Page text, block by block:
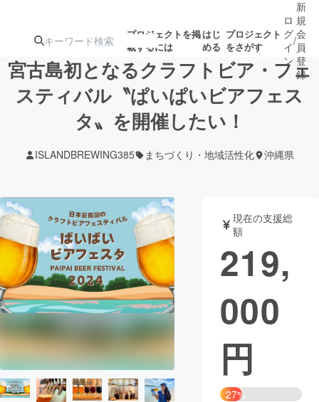
プロジェクトを掲
載するには
はじ
める
プロジェクト
をさがす
注目のリ
注目の新着プロ
ジェクト
募集終了が近いプ
テクノロジー・ガジェット
映像・映画 書籍・雑誌
ビジネス・起業 チャレンジ
まちづくり・地域活性化
CAMPFIRE for Social Good CAMPFIRE Creation
ロ
グ
イ
ン
/
新
規
会
員
登
録
宮古島初となるクラフトビア・フェ
スティバル〝ぱいぱいビアフェス
タ〟を開催したい！
ISLANDBREWING385 まちづくり・地域活性化 沖縄県
現在の支援総
額
219,
000
円
27%